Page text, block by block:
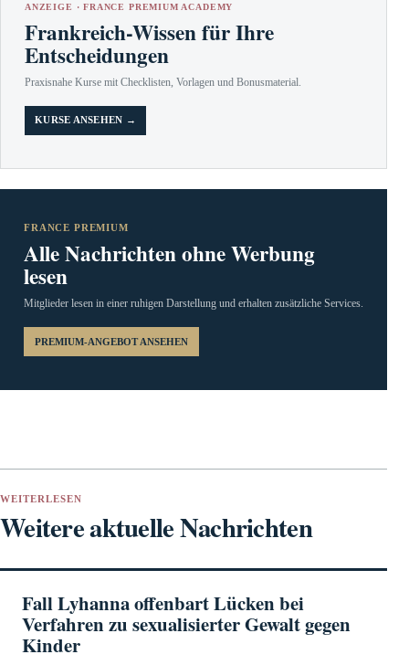
ANZEIGE · FRANCE PREMIUM ACADEMY
Frankreich-Wissen für Ihre
Entscheidungen
Praxisnahe Kurse mit Checklisten, Vorlagen und Bonusmaterial.
KURSE ANSEHEN →
FRANCE PREMIUM
Alle Nachrichten ohne Werbung
lesen
Mitglieder lesen in einer ruhigen Darstellung und erhalten zusätzliche Services.
PREMIUM-ANGEBOT ANSEHEN
WEITERLESEN
Weitere aktuelle Nachrichten
Fall Lyhanna offenbart Lücken bei
Verfahren zu sexualisierter Gewalt gegen
Kinder